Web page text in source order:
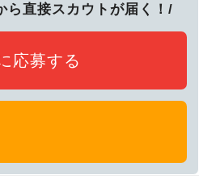
ら直接スカウトが届く！/
応募する